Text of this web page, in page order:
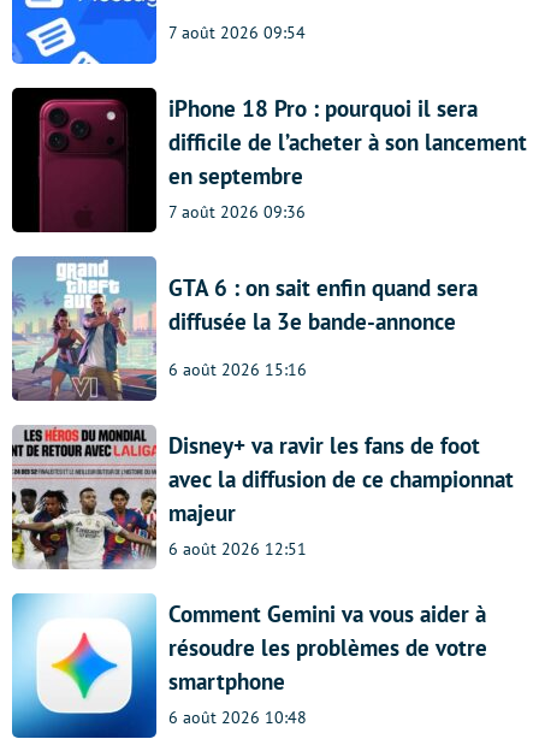
7 août 2026 09:54
iPhone 18 Pro : pourquoi il sera
difficile de l’acheter à son lancement
en septembre
7 août 2026 09:36
GTA 6 : on sait enfin quand sera
diffusée la 3e bande-annonce
6 août 2026 15:16
Disney+ va ravir les fans de foot
avec la diffusion de ce championnat
majeur
6 août 2026 12:51
Comment Gemini va vous aider à
résoudre les problèmes de votre
smartphone
6 août 2026 10:48